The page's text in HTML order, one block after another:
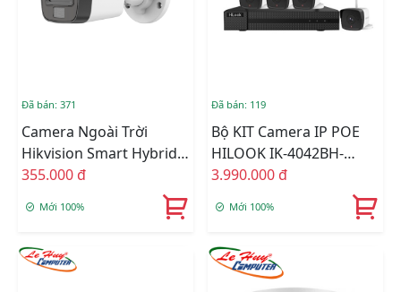
Đã bán: 371
Camera Ngoài Trời
Hikvision Smart Hybrid
Light DS-2CE16D0T-
355.000 đ
Mới 100%
Đã bán: 119
Bộ KIT Camera IP POE
HILOOK IK-4042BH-
MH/P
3.990.000 đ
Mới 100%